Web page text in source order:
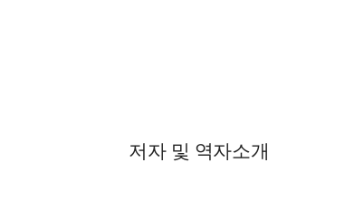
저자 및 역자소개